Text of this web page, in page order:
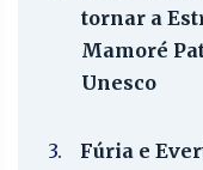
tornar a
Mamoré
Unesco
3.
Fúria e